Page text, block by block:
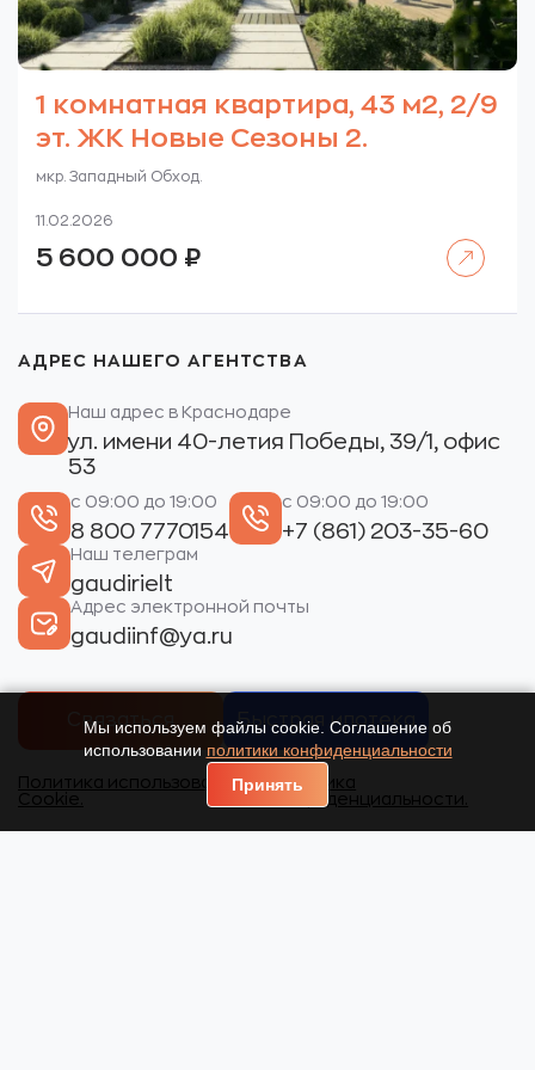
1 комнатная квартира, 43 м2, 2/9
эт. ЖК Новые Сезоны 2.
мкр. Западный Обход.
11.02.2026
5 600 000 ₽
АДРЕС НАШЕГО АГЕНТСТВА
Наш адрес в Краснодаре
ул. имени 40-летия Победы, 39/1, офис
53
с 09:00 до 19:00
8 800 7770154
с 09:00 до 19:00
+7 (861) 203-35-60
Наш телеграм
gaudirielt
Адрес электронной почты
gaudiinf@ya.ru
Связаться Быстрая ипотека
Политика использования
Cookie.
Политика
конфиденциальности.
Мы используем файлы cookie. Соглашение об
использовании политики конфиденциальности
Принять